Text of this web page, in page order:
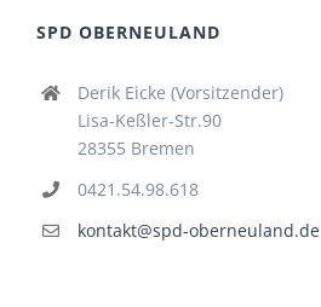
SPD OBERNEULAND
Derik Eicke (Vorsitzender)
Lisa-Keßler-Str.90
28355 Bremen
0421.54.98.618
kontakt@spd-oberneuland.de